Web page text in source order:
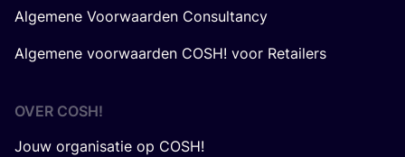
Algemene Voorwaarden Consultancy
Algemene voorwaarden COSH! voor Retailers
OVER COSH!
Jouw organisatie op COSH!